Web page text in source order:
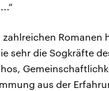
zahlreichen Romanen
sehr die Sogkräfte
aus der